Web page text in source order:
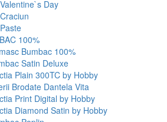
Day
100%
Bumbac 100%
Satin Deluxe
Plain 300TC by Hobby
Brodate Dantela Vita
Print Digital by Hobby
Diamond Satin by Hobby